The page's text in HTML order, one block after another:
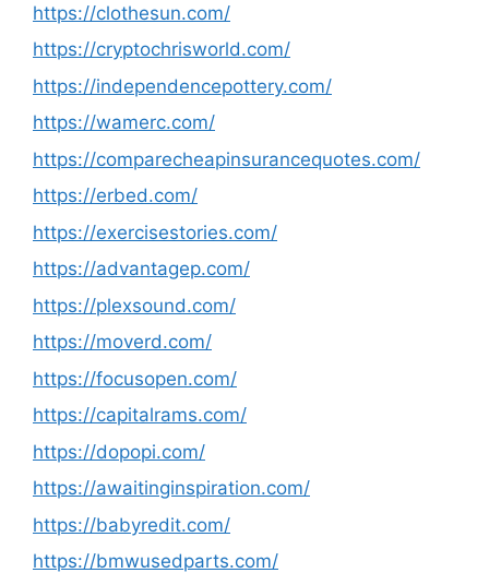
https://clothesun.com/
https://cryptochrisworld.com/
https://independencepottery.com/
https://wamerc.com/
https://comparecheapinsurancequotes.com/
https://erbed.com/
https://exercisestories.com/
https://advantagep.com/
https://plexsound.com/
https://moverd.com/
https://focusopen.com/
https://capitalrams.com/
https://dopopi.com/
https://awaitinginspiration.com/
https://babyredit.com/
https://bmwusedparts.com/